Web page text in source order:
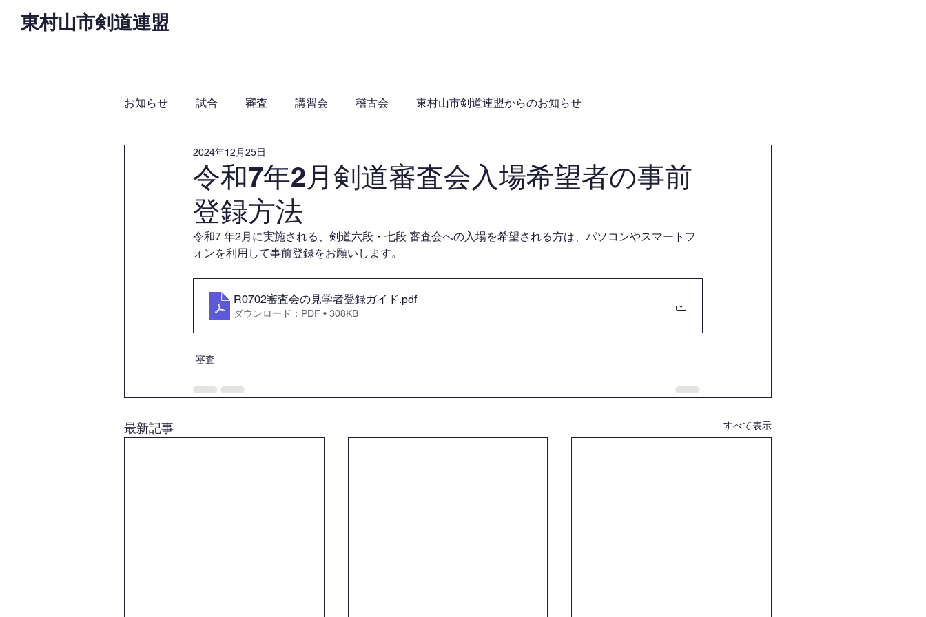
東村山市剣道連盟
お知らせ 試合 審査 講習会 稽古会 東村山市剣道連盟からのお知らせ
令和7年2月剣道審査会入場希望者の事前
登録方法
2024年12月25日
令和7 年2月に実施される、剣道六段・七段 審査会への入場を希望される方は、パソコンやスマートフ
ォンを利用して事前登録をお願いします。
R0702審査会の見学者登録ガイド.pdf
ダウンロード：PDF • 308KB
審査
最新記事 すべて表示